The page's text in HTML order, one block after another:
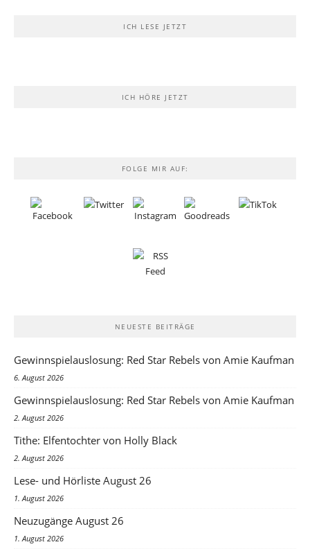
ICH LESE JETZT
ICH HÖRE JETZT
FOLGE MIR AUF:
NEUESTE BEITRÄGE
Gewinnspielauslosung: Red Star Rebels von Amie Kaufman
6. August 2026
Gewinnspielauslosung: Red Star Rebels von Amie Kaufman
2. August 2026
Tithe: Elfentochter von Holly Black
2. August 2026
Lese- und Hörliste August 26
1. August 2026
Neuzugänge August 26
1. August 2026